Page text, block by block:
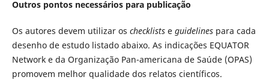
Outros pontos necessários para publicação
Os autores devem utilizar os checklistse guidelinespara cada
desenho de estudo listado abaixo. As indicações EQUATOR
Network e da Organização Pan-americana de Saúde (OPAS)
promovem melhor qualidade dos relatos científicos.